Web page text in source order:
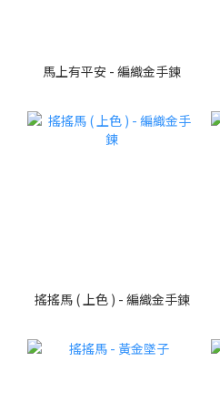
馬上有平安 - 編織金手鍊
搖搖馬 ( 上色 ) - 編織金手鍊